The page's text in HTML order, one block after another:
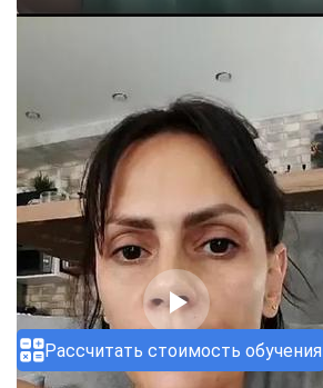
Рассчитать стоимость обучения
ChatApp